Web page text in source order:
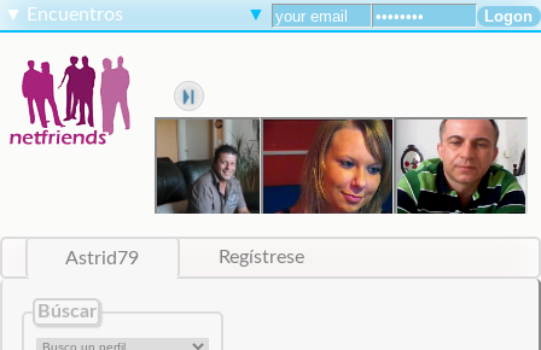
▼ Encuentros ▼
Astrid79 Regístrese
Búscar